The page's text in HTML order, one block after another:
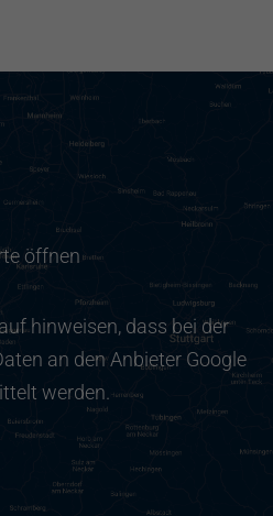
öffnen
hinweisen, dass bei der
an den Anbieter Google
werden.